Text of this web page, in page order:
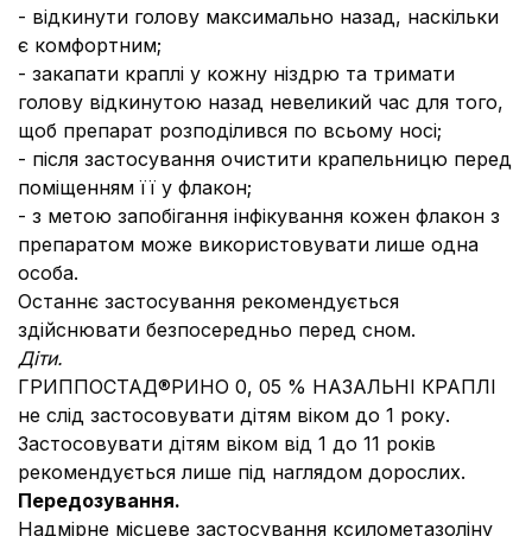
- відкинути голову максимально назад, наскільки
є комфортним;
- закапати краплі у кожну ніздрю та тримати
голову відкинутою назад невеликий час для того,
щоб препарат розподілився по всьому носі;
- після застосування очистити крапельницю перед
поміщенням її у флакон;
- з метою запобігання інфікування кожен флакон з
препаратом може використовувати лише одна
особа.
Останнє застосування рекомендується
здійснювати безпосередньо перед сном.
Діти.
ГРИППОСТАД®РИНО 0, 05 % НАЗАЛЬНІ КРАПЛІ
не слід застосовувати дітям віком до 1 року.
Застосовувати дітям віком від 1 до 11 років
рекомендується лише під наглядом дорослих.
Передозування.
Надмірне місцеве застосування ксилометазоліну